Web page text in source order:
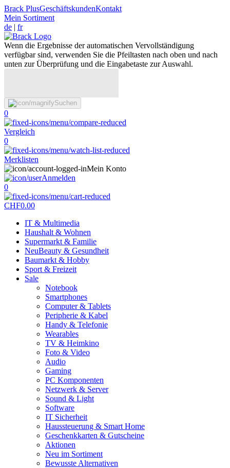
Brack PlusGeschäftskundenKontakt
Mein Sortiment
de | fr
Wenn die Ergebnisse der automatischen Vervollständigung
verfügbar sind, verwenden Sie die Pfeiltasten nach oben und nach
unten zur Überprüfung und die Eingabetaste zur Auswahl.
Suchen
0
Vergleich
0
Merklisten
Mein Konto
Anmelden
0
CHF0.00
IT & Multimedia
Haushalt & Wohnen
Supermarkt & Familie
NeuBeauty & Gesundheit
Baumarkt & Hobby
Sport & Freizeit
Sale
Notebook
Smartphones
Computer & Tablets
Peripherie & Kabel
Handy & Telefonie
Wearables
TV & Heimkino
Foto & Video
Audio
Gaming
PC Komponenten
Netzwerk & Server
Sound & Light
Software
IT Sicherheit
Haussteuerung & Smart Home
Geschenkkarten & Gutscheine
Aktionen
Neu im Sortiment
Bewusste Alternativen